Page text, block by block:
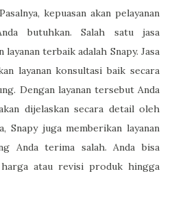
kepuasan akan pelayanan
butuhkan. Salah satu jasa
terbaik adalah Snapy. Jasa
layanan konsultasi baik secara
Dengan layanan tersebut Anda
dijelaskan secara detail oleh
Snapy juga memberikan layanan
Anda terima salah. Anda bisa
harga atau revisi produk hingga